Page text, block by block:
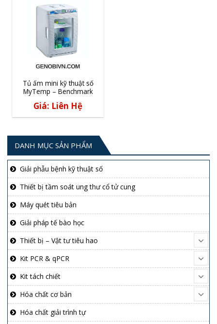
Tủ ấm mini kỹ thuật số
MyTemp – Benchmark
Giá: Liên Hệ
DANH MỤC SẢN PHẨM
Giải phẫu bệnh kỹ thuật số
Thiết bị tầm soát ung thư cổ tử cung
Máy quét tiêu bản
Giải pháp tế bào học
Thiết bị – Vật tư tiêu hao
Kit PCR & qPCR
Kit tách chiết
Hóa chất cơ bản
Hóa chất giải trình tự